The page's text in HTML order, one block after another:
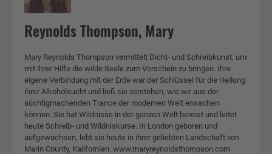
Reynolds Thompson, Mary
Mary Reynolds Thompson vermittelt Dicht- und Schreibkunst, um
mit ihrer Hilfe die wilde Seele zum Vorschein zu bringen. Ihre
eigene Verbindung mit der Erde war der Schlüssel für die Heilung
ihrer Alkoholsucht und ließ sie verstehen, wie wir aus der
süchtigmachenden Trance der modernen Welt erwachen
können. Sie hat Wildnisse in der ganzen Welt bereist und leitet
heute Schreib- und Wildniskurse. In London geboren und
aufgewachsen, lebt sie heute in ihrer geliebten Landschaft von
Marin County, Kalifornien. www.maryreynoldsthompson.com